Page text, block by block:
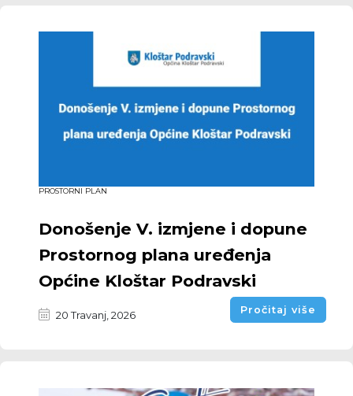
PROSTORNI PLAN
Donošenje V. izmjene i dopune
Prostornog plana uređenja
Općine Kloštar Podravski
20 Travanj, 2026 Pročitaj više